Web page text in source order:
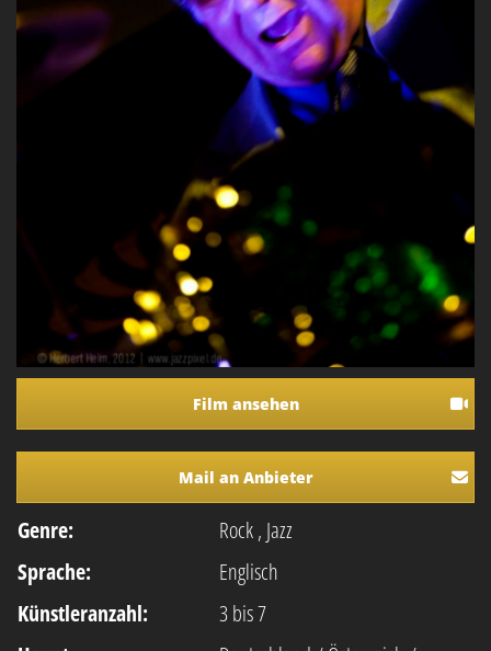
Film ansehen
Mail an Anbieter
Genre: Rock, Jazz
Sprache:
Englisch
Künstleranzahl:
3 bis 7